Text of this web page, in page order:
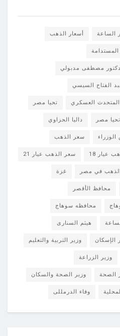
الساعة أسعار الذهب
المستدامة
مصطفى مدبولي
الفتاح السيسي
المتحدث العسكري تحيا مصر
مصر داليا الحزاوي
سعر الذهب
عيار 18 سعر الذهب عيار 21
في مصر غزة
محافظ الأقصر
محافظه سوهاج
هيثم السنارى
الإسكان وزير التربية والتعليم
وزير الزراعة
الصحة وزير الصحة والسكان
وفاء الدرمللى